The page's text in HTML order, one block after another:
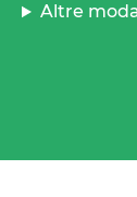
Altre